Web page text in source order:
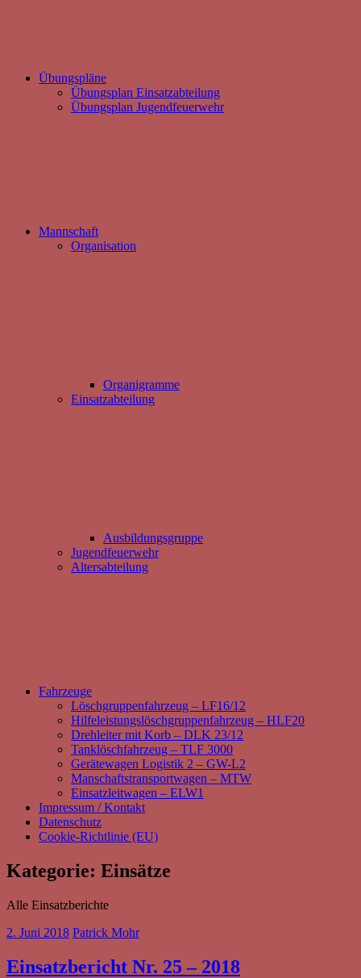
Übungspläne
Übungsplan Einsatzabteilung
Übungsplan Jugendfeuerwehr
Mannschaft
Organisation
Organigramme
Einsatzabteilung
Ausbildungsgruppe
Jugendfeuerwehr
Altersabteilung
Fahrzeuge
Löschgruppenfahrzeug – LF16/12
Hilfeleistungslöschgruppenfahrzeug – HLF20
Drehleiter mit Korb – DLK 23/12
Tanklöschfahrzeug – TLF 3000
Gerätewagen Logistik 2 – GW-L2
Manschaftstransportwagen – MTW
Einsatzleitwagen – ELW1
Impressum / Kontakt
Datenschutz
Cookie-Richtlinie (EU)
Kategorie: Einsätze
Alle Einsatzberichte
2. Juni 2018 Patrick Mohr
Einsatzbericht Nr. 25 – 2018